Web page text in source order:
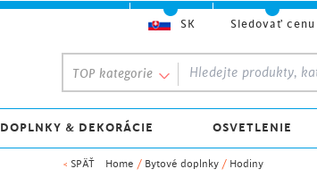
< SPÄŤ Home / Bytové doplnky / Hodiny
TOP kategorie
DOPLNKY & DEKORÁCIE OSVETLENIE
SK Sledovať cenu